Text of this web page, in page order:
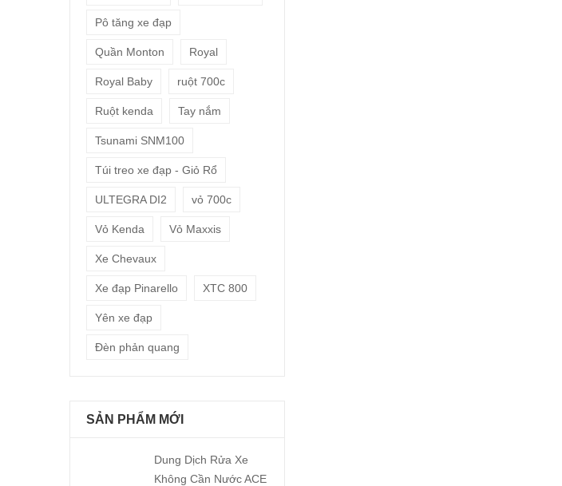
Pô tăng xe đạp
Quần Monton Royal
Royal Baby ruột 700c
Ruột kenda Tay nắm
Tsunami SNM100
Túi treo xe đạp - Giỏ Rổ
ULTEGRA DI2 vỏ 700c
Vỏ Kenda Vỏ Maxxis
Xe Chevaux
Xe đạp Pinarello XTC 800
Yên xe đạp
Đèn phản quang
SẢN PHẨM MỚI
Dung Dịch Rửa Xe
Không Cần Nước ACE